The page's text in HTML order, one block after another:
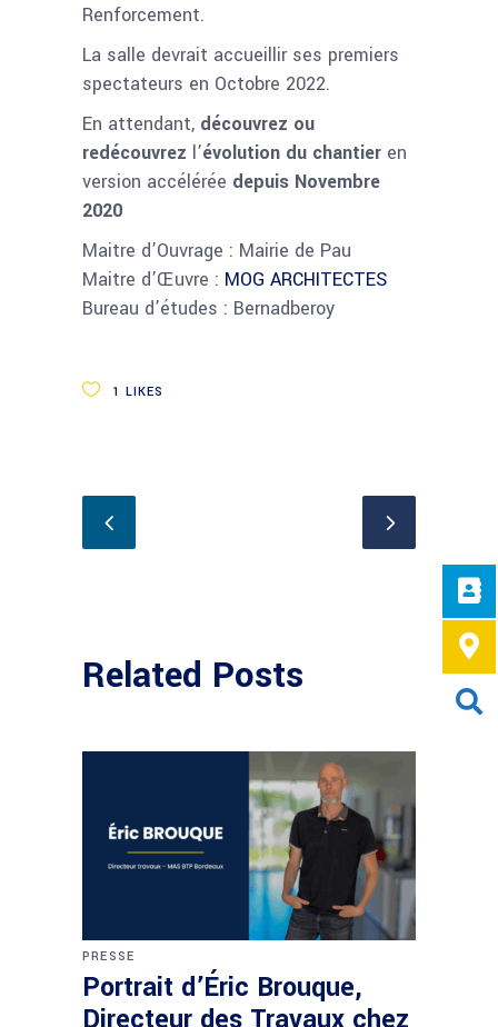
Renforcement.
La salle devrait accueillir ses premiers
spectateurs en Octobre 2022.
En attendant, découvrez ou
redécouvrez l’évolution du chantier en
version accélérée depuis Novembre
2020
Maitre d’Ouvrage : Mairie de Pau
Maitre d’Œuvre : MOG ARCHITECTES
Bureau d’études : Bernadberoy
1 LIKES
Related Posts
PRESSE
Portrait d’Éric Brouque,
Directeur des Travaux chez